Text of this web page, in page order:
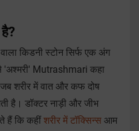
किडनी स्टोन सिर्फ एक अंग
'अश्मरी' Mutrashmari कहा
जब शरीर में वात और कफ दोष
है। डॉक्टर नाड़ी और जीभ
हैं कि कहीं शरीर में टॉक्सिन्स आम